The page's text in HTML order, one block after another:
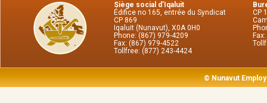
12
13
14
Siège social d’Iqaluit
Édifice no 165, entrée du Syndicat
CP 869
Iqaluit (Nunavut), X0A 0H0
Phone: (867) 979-4209
Fax: (867) 979-4522
Tollfree: (877) 243-4424
CP
© Nunavut